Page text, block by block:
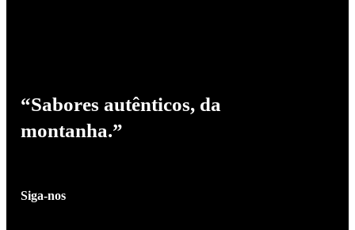
“Sabores autênticos, da
montanha.”
Siga-nos